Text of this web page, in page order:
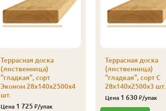
Террасная доска
(лиственница)
"гладкая", сорт
Эконом 28х140х2500х4
шт.
Цена 1 725 ₽/упак
Террасная доска
(лиственница)
"гладкая", сорт С
28х140х2500х3 шт.
Цена 1 630₽/упак